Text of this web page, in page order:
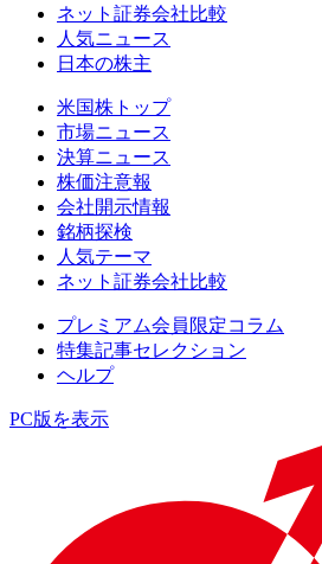
ネット証券会社比較
人気ニュース
日本の株主
米国株トップ
市場ニュース
決算ニュース
株価注意報
会社開示情報
銘柄探検
人気テーマ
ネット証券会社比較
プレミアム会員限定コラム
特集記事セレクション
ヘルプ
PC版を表示